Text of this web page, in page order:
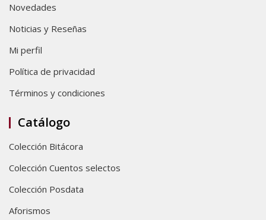
Novedades
Noticias y Reseñas
Mi perfil
Política de privacidad
Términos y condiciones
Catálogo
Colección Bitácora
Colección Cuentos selectos
Colección Posdata
Aforismos